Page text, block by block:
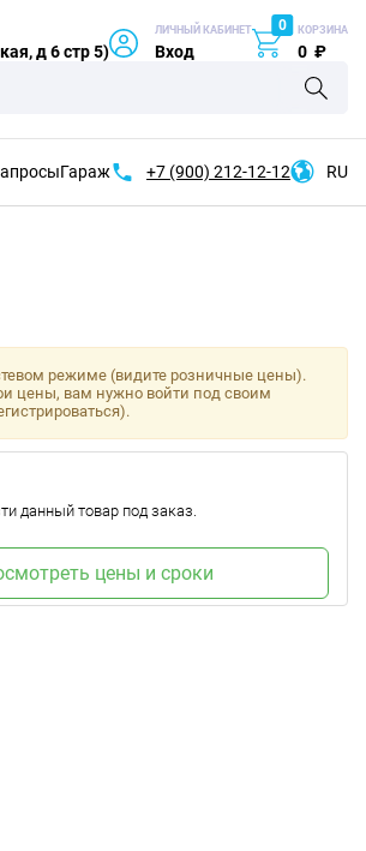
д 6 стр 5)
ЛИЧНЫЙ КАБИНЕТ
Вход
0 КОРЗИНА
0 ₽
Гараж +7 (900) 212-12-12 RU
режиме (видите розничные цены).
цены, вам нужно войти под своим
данный товар под заказ.
цены и сроки